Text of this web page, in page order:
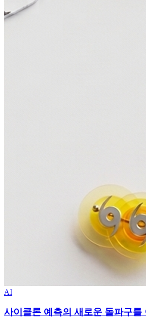
AI
사이클론 예측의 새로운 돌파구를